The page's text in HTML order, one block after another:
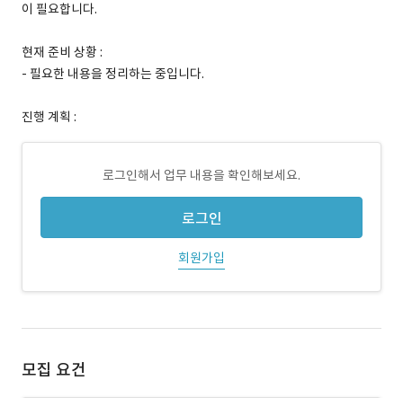
이 필요합니다.
현재 준비 상황 :
- 필요한 내용을 정리하는 중입니다.
진행 계획 :
로그인해서 업무 내용을 확인해보세요.
로그인
회원가입
모집 요건